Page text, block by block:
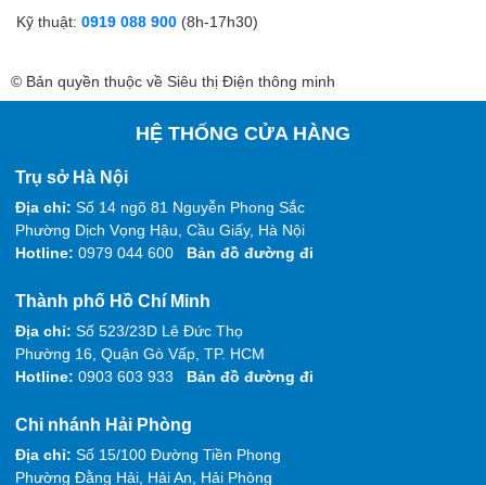
Kỹ thuật: 0919 088 900 (8h-17h30)
© Bản quyền thuộc về Siêu thị Điện thông minh
HỆ THỐNG CỬA HÀNG
Trụ sở Hà Nội
Địa chỉ: Số 14 ngõ 81 Nguyễn Phong Sắc
Phường Dịch Vọng Hậu, Cầu Giấy, Hà Nội
Hotline: 0979 044 600 Bản đồ đường đi
Thành phố Hồ Chí Minh
Địa chỉ: Số 523/23D Lê Đức Thọ
Phường 16, Quận Gò Vấp, TP. HCM
Hotline: 0903 603 933 Bản đồ đường đi
Chi nhánh Hải Phòng
Địa chỉ: Số 15/100 Đường Tiền Phong
Phường Đằng Hải, Hải An, Hải Phòng